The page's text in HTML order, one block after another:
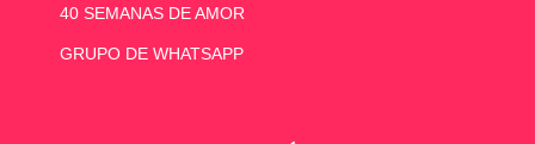
40 SEMANAS DE AMOR
GRUPO DE WHATSAPP